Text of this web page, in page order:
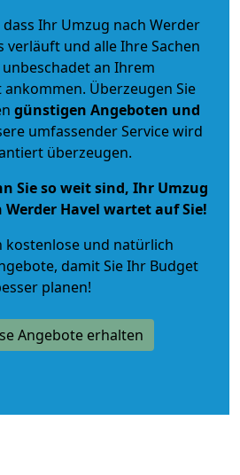
Ihr Umzug nach Werder
verläuft und alle Ihre Sachen
an Ihrem
Überzeugen Sie
günstigen Angeboten und
umfassender Service wird
überzeugen.
Sie so weit sind, Ihr Umzug
Havel wartet auf Sie!
kostenlose und natürlich
, damit Sie Ihr Budget
planen!
Angebote erhalten